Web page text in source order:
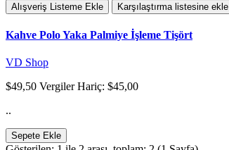
Alışveriş Listeme Ekle Karşılaştırma listesine ekle
Kahve Polo Yaka Palmiye İşleme Tişört
VD Shop
$49,50 Vergiler Hariç: $45,00
..
Sepete Ekle